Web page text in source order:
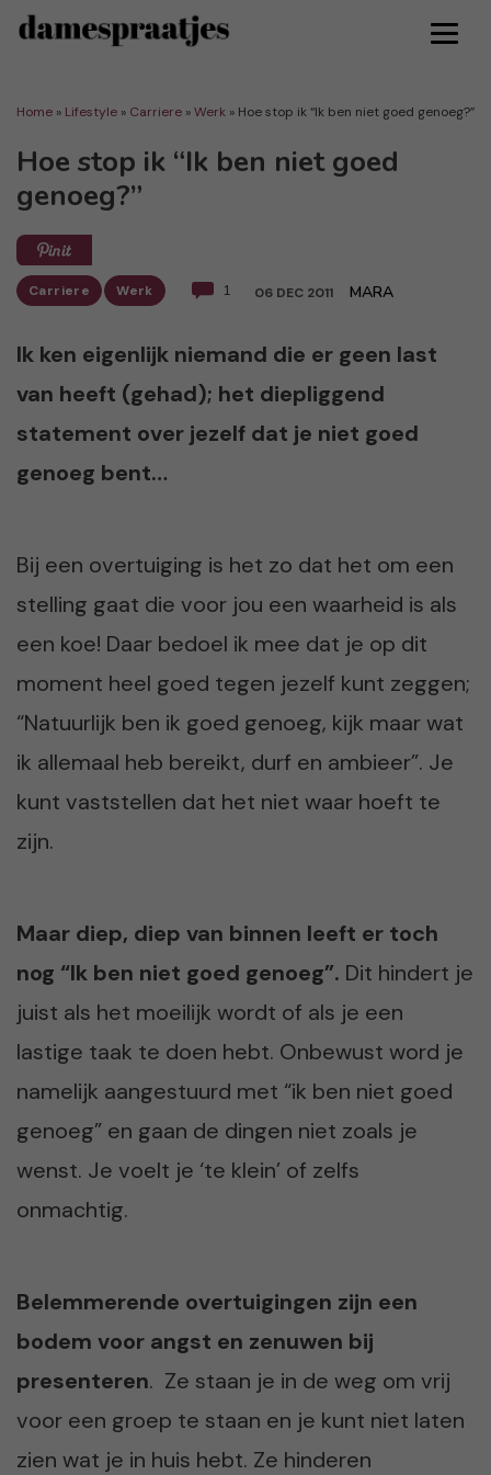
Home » Lifestyle » Carriere »Werk » Hoe stop ik “Ik ben niet goed genoeg?”
Hoe stop ik “Ik ben niet goed
genoeg?”
Carriere Werk 1 06 DEC 2011 MARA
Ik ken eigenlijk niemand die er geen last
van heeft (gehad); het diepliggend
statement over jezelf dat je niet goed
genoeg bent…
Bij een overtuiging is het zo dat het om een
stelling gaat die voor jou een waarheid is als
een koe! Daar bedoel ik mee dat je op dit
moment heel goed tegen jezelf kunt zeggen;
“Natuurlijk ben ik goed genoeg, kijk maar wat
ik allemaal heb bereikt, durf en ambieer”. Je
kunt vaststellen dat het niet waar hoeft te
zijn.
Maar diep, diep van binnen leeft er toch
nog “Ik ben niet goed genoeg”. Dit hindert je
juist als het moeilijk wordt of als je een
lastige taak te doen hebt. Onbewust word je
namelijk aangestuurd met “ik ben niet goed
genoeg” en gaan de dingen niet zoals je
wenst. Je voelt je ‘te klein’ of zelfs
onmachtig.
Belemmerende overtuigingen zijn een
bodem voor angst en zenuwen bij
presenteren. Ze staan je in de weg om vrij
voor een groep te staan en je kunt niet laten
zien wat je in huis hebt. Ze hinderen